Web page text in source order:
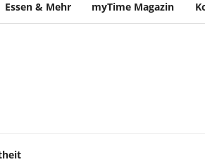
Essen & Mehr myTime Magazin